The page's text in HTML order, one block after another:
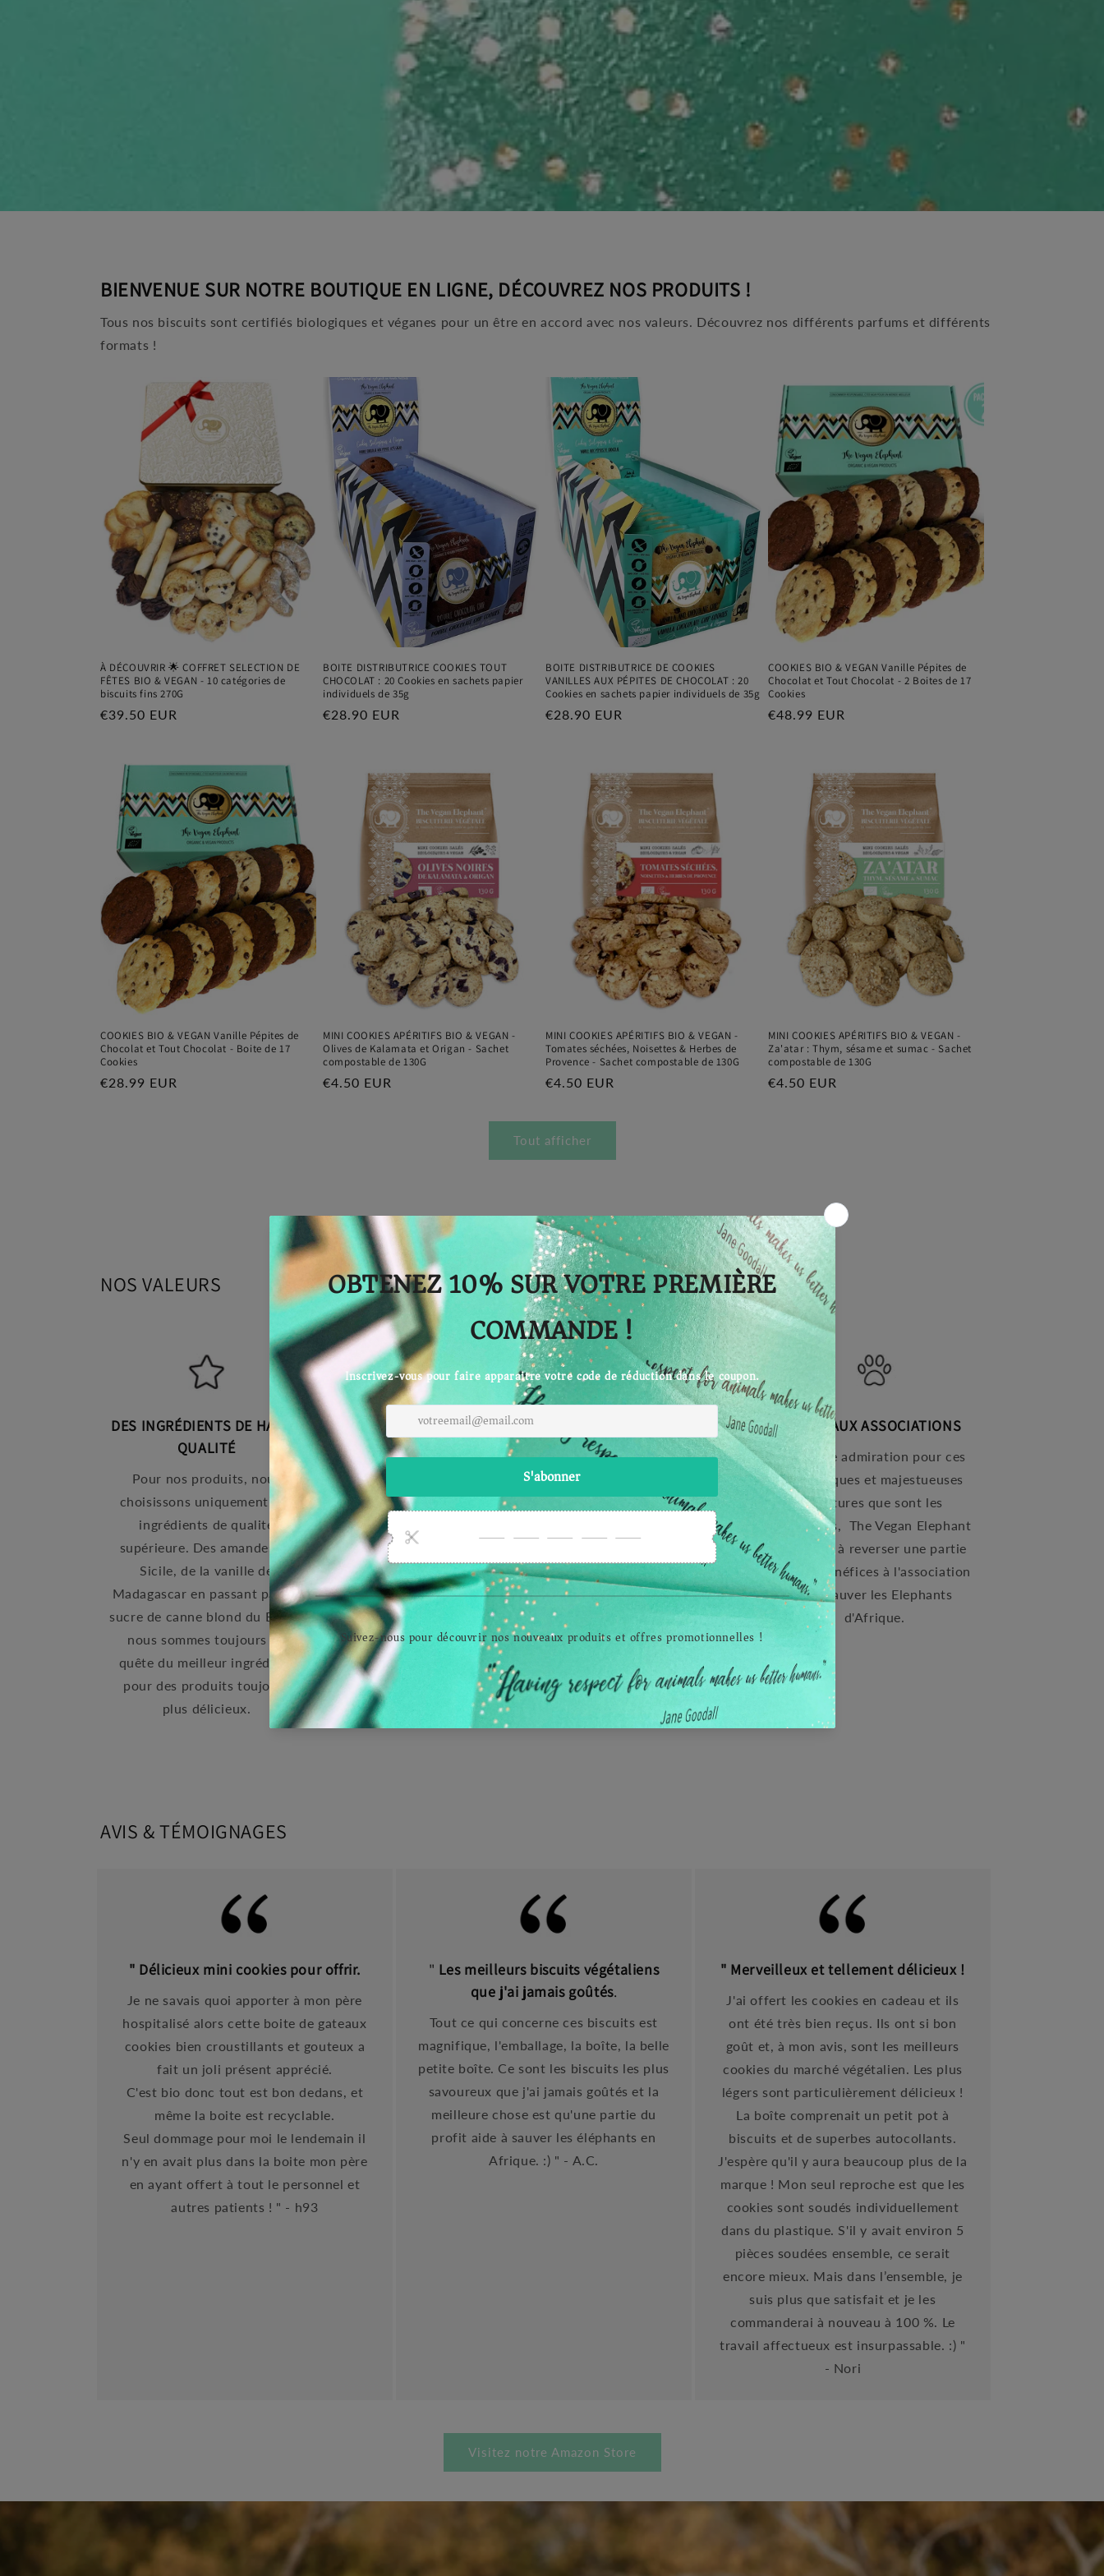
BIENVENUE SUR NOTRE BOUTIQUE EN LIGNE, DÉCOUVREZ NOS PRODUITS !
Tous nos biscuits sont certifiés biologiques et véganes pour un être en accord avec nos valeurs. Découvrez nos différents parfums et différents
formats !
À DÉCOUVRIR 🌟 COFFRET SELECTION DE
FÊTES BIO & VEGAN - 10 catégories de
biscuits fins 270G
Prix
€39.50 EUR
BOITE DISTRIBUTRICE COOKIES TOUT
CHOCOLAT : 20 Cookies en sachets papier
individuels de 35g
Prix
€28.90 EUR
BOITE DISTRIBUTRICE DE COOKIES
VANILLES AUX PÉPITES DE CHOCOLAT : 20
Cookies en sachets papier individuels de 35g
Prix
€28.90 EUR
COOKIES BIO & VEGAN Vanille Pépites de
Chocolat et Tout Chocolat - 2 Boites de 17
Cookies
Prix
€48.99 EUR
COOKIES BIO & VEGAN Vanille Pépites de
Chocolat et Tout Chocolat - Boite de 17
Cookies
Prix
€28.99 EUR
MINI COOKIES APÉRITIFS BIO & VEGAN -
Olives de Kalamata et Origan - Sachet
compostable de 130G
Prix
€4.50 EUR
MINI COOKIES APÉRITIFS BIO & VEGAN -
Tomates séchées, Noisettes & Herbes de
Provence - Sachet compostable de 130G
Prix
€4.50 EUR
MINI COOKIES APÉRITIFS BIO & VEGAN -
Za'atar : Thym, sésame et sumac - Sachet
compostable de 130G
Prix
€4.50 EUR
Tout afficher
NOS VALEURS
DES INGRÉDIENTS DE HAUTE
QUALITÉ
Pour nos produits, nous
choisissons uniquement des
ingrédients de qualité
supérieure. Des amandes de
Sicile, de la vanille de
Madagascar en passant par du
sucre de canne blond du Brésil,
nous sommes toujours en
quête du meilleur ingrédient
pour des produits toujours
plus délicieux.
100% BIO & VEGAN
The Vegan Elephant c'est une
petite entreprise regroupant
une équipe 100% vegan ! Il est
donc naturel à travers nos
produits de faire passer un
message de respect des êtres
vivants et de l'environnement
pour consommer éthique et
responsable.
FABRICATION FRANÇAISE
ARTISANALE ET AVEC AMOUR
Favoriser une consommation
locale est primordiale chez The
Vegan Elephant. Notre atelier
est situé en région Centre val-
de-Loire et nous faisons appel
dès que possible aux petits
producteurs français que ce
soit pour nos ingrédients que
autres.
DONS AUX ASSOCIATIONS
Né d'une admiration pour ces
magnifiques et majestueuses
créatures que sont les
éléphants, The Vegan Elephant
s'engage à reverser une partie
de ses bénéfices à l'association
SEA Sauver les Elephants
d'Afrique.
AVIS & TÉMOIGNAGES
" Délicieux mini cookies pour offrir.
Je ne savais quoi apporter à mon père
hospitalisé alors cette boite de gateaux
cookies bien croustillants et gouteux a
fait un joli présent apprécié.
C'est bio donc tout est bon dedans, et
même la boite est recyclable.
Seul dommage pour moi le lendemain il
n'y en avait plus dans la boite mon père
en ayant offert à tout le personnel et
autres patients ! " - h93
" Les meilleurs biscuits végétaliens
que j'ai jamais goûtés.
Tout ce qui concerne ces biscuits est
magnifique, l'emballage, la boîte, la belle
petite boîte. Ce sont les biscuits les plus
savoureux que j'ai jamais goûtés et la
meilleure chose est qu'une partie du
profit aide à sauver les éléphants en
Afrique. :) " - A.C.
" Merveilleux et tellement délicieux !
J'ai offert les cookies en cadeau et ils
ont été très bien reçus. Ils ont si bon
goût et, à mon avis, sont les meilleurs
cookies du marché végétalien. Les plus
légers sont particulièrement délicieux !
La boîte comprenait un petit pot à
biscuits et de superbes autocollants.
J'espère qu'il y aura beaucoup plus de la
marque ! Mon seul reproche est que les
cookies sont soudés individuellement
dans du plastique. S'il y avait environ 5
pièces soudées ensemble, ce serait
encore mieux. Mais dans l’ensemble, je
suis plus que satisfait et je les
commanderai à nouveau à 100 %. Le
travail affectueux est insurpassable. :) "
- Nori
Visitez notre Amazon Store